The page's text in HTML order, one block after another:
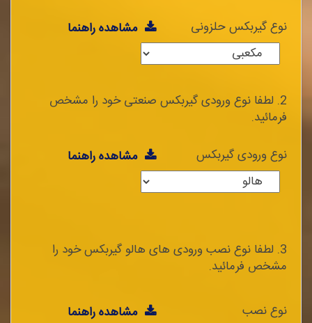
نوع گیربکس حلزونی
مشاهده راهنما
2. لطفا نوع ورودی گیربکس صنعتی خود را مشخص
فرمائید.
نوع ورودی گیربکس
مشاهده راهنما
3. لطفا نوع نصب ورودی های هالو گیربکس خود را
مشخص فرمائید.
نوع نصب مشاهده راهنما